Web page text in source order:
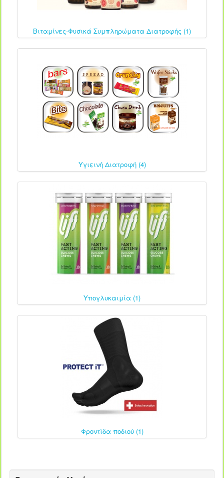
Βιταμίνες-Φυσικά Συμπληρώματα Διατροφής (1)
Υγιεινή Διατροφή (4)
Υπογλυκαιμία (1)
Φροντίδα ποδιού (1)